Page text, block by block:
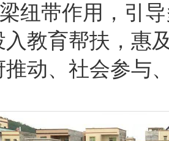
纽带作用，引
入教育帮扶，惠
推动、社会参与